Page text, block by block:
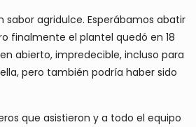
sabor agridulce. Esperábamos abatir
finalmente el plantel quedó en 18
abierto, impredecible, incluso para
pero también podría haber sido
que asistieron y a todo el equipo